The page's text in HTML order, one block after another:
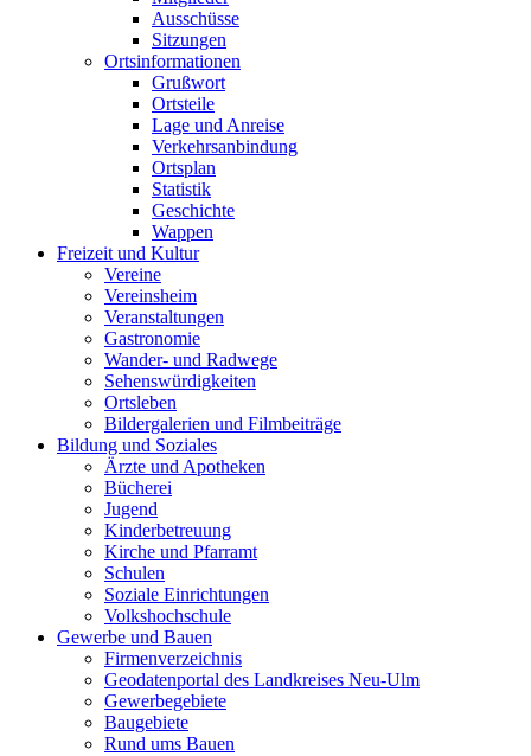
Ausschüsse
Sitzungen
Ortsinformationen
Grußwort
Ortsteile
Lage und Anreise
Verkehrsanbindung
Ortsplan
Statistik
Geschichte
Wappen
Freizeit und Kultur
Vereine
Vereinsheim
Veranstaltungen
Gastronomie
Wander- und Radwege
Sehenswürdigkeiten
Ortsleben
Bildergalerien und Filmbeiträge
Bildung und Soziales
Ärzte und Apotheken
Bücherei
Jugend
Kinderbetreuung
Kirche und Pfarramt
Schulen
Soziale Einrichtungen
Volkshochschule
Gewerbe und Bauen
Firmenverzeichnis
Geodatenportal des Landkreises Neu-Ulm
Gewerbegebiete
Baugebiete
Rund ums Bauen